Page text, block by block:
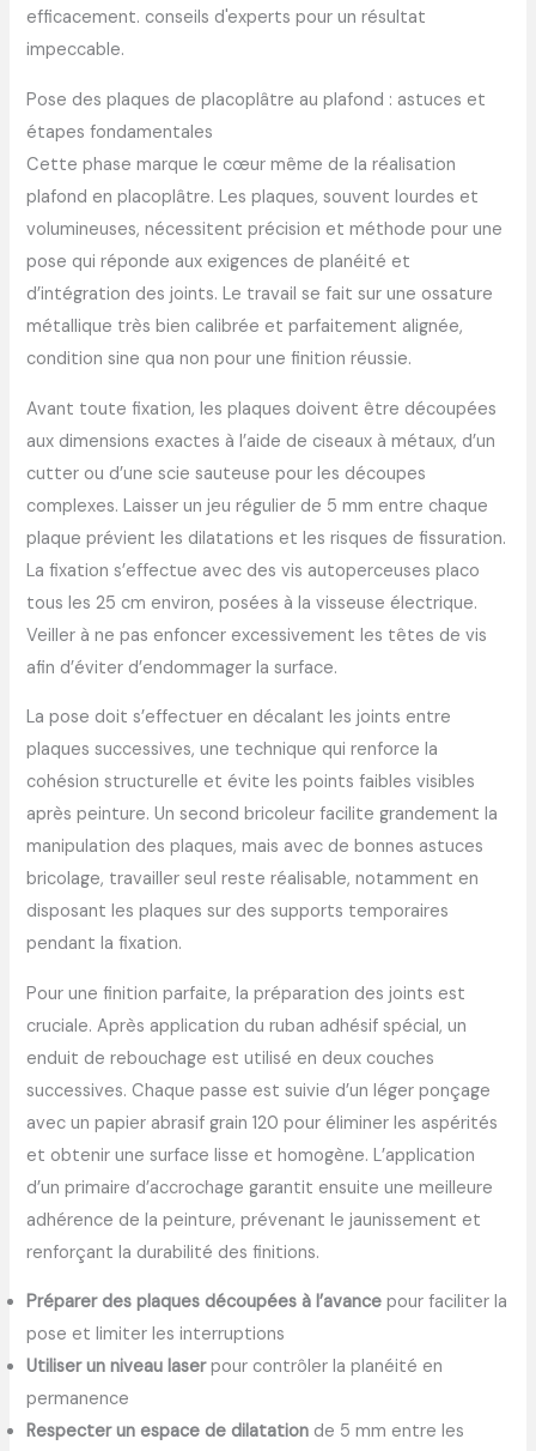
Pose des plaques de placoplâtre au plafond : astuces et
étapes fondamentales
Cette phase marque le cœur même de la réalisation
plafond en placoplâtre. Les plaques, souvent lourdes et
volumineuses, nécessitent précision et méthode pour une
pose qui réponde aux exigences de planéité et
d’intégration des joints. Le travail se fait sur une ossature
métallique très bien calibrée et parfaitement alignée,
condition sine qua non pour une finition réussie.
Avant toute fixation, les plaques doivent être découpées
aux dimensions exactes à l’aide de ciseaux à métaux, d’un
cutter ou d’une scie sauteuse pour les découpes
complexes. Laisser un jeu régulier de 5 mm entre chaque
plaque prévient les dilatations et les risques de fissuration.
La fixation s’effectue avec des vis autoperceuses placo
tous les 25 cm environ, posées à la visseuse électrique.
Veiller à ne pas enfoncer excessivement les têtes de vis
afin d’éviter d’endommager la surface.
La pose doit s’effectuer en décalant les joints entre
plaques successives, une technique qui renforce la
cohésion structurelle et évite les points faibles visibles
après peinture. Un second bricoleur facilite grandement la
manipulation des plaques, mais avec de bonnes astuces
bricolage, travailler seul reste réalisable, notamment en
disposant les plaques sur des supports temporaires
pendant la fixation.
Pour une finition parfaite, la préparation des joints est
cruciale. Après application du ruban adhésif spécial, un
enduit de rebouchage est utilisé en deux couches
successives. Chaque passe est suivie d’un léger ponçage
avec un papier abrasif grain 120 pour éliminer les aspérités
et obtenir une surface lisse et homogène. L’application
d’un primaire d’accrochage garantit ensuite une meilleure
adhérence de la peinture, prévenant le jaunissement et
renforçant la durabilité des finitions.
Préparer des plaques découpées à l’avance pour faciliter la
pose et limiter les interruptions
Utiliser un niveau laserpour contrôler la planéité en
permanence
Respecter un espace de dilatation de 5 mm entre les